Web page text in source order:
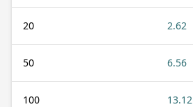
20 2.62
50 6.56
100 13.12